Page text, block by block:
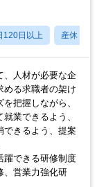
120日以上 産休・育休
、人材が必要な企
める求職者の架け
把握しながら、
業できるよう、
できるよう、提案
躍できる研修制度
、営業力強化研